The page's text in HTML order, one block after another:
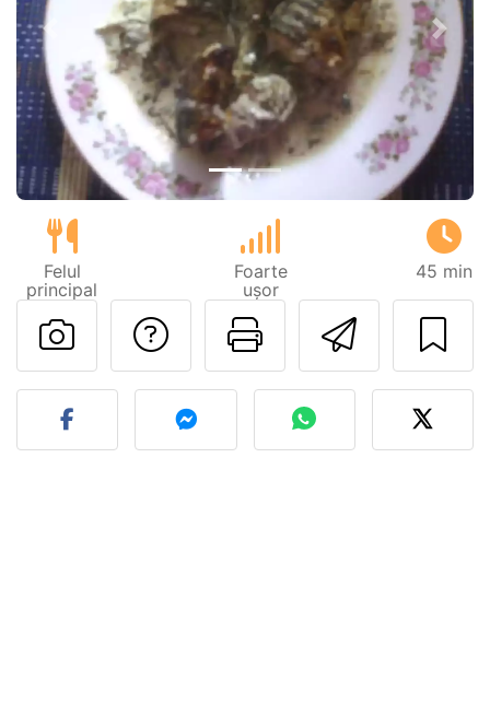
Precedentul
Felul
principal
Foarte
ușor
45 min
Printează
Adresează o
Postează o poză cu